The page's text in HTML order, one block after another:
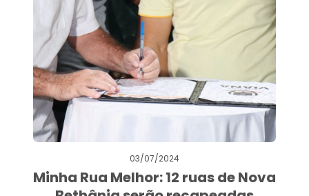
03/07/2024
Minha Rua Melhor: 12 ruas de Nova